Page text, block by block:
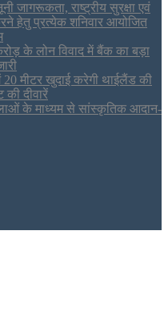
जागरूकता, राष्ट्रीय सुरक्षा एवं
हेतु प्रत्येक शनिवार आयोजित
के लोन विवाद में बैंक का बड़ा
मीटर खुदाई करेगी थाईलैंड की
दीवारें
के माध्यम से सांस्कृतिक आदान-